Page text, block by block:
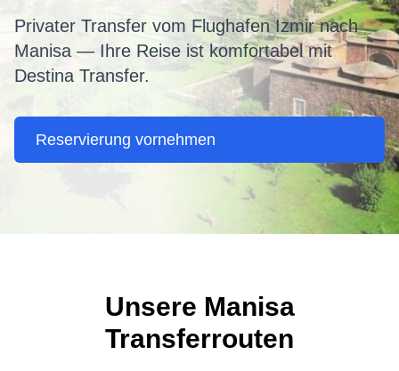
Privater Transfer vom Flughafen Izmir nach
Manisa — Ihre Reise ist komfortabel mit
Destina Transfer.
Reservierung vornehmen
Unsere Manisa
Transferrouten